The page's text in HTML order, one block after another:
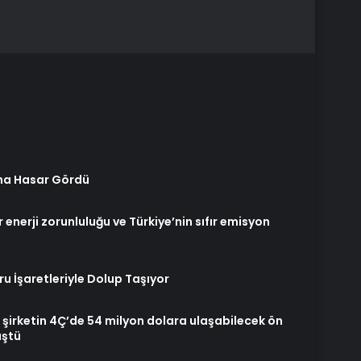
Hasar Gördü
zorunluluğu ve Türkiye’nin sıfır emisyon
İşaretleriyle Dolup Taşıyor
4Ç’de 54 milyon dolara ulaşabilecek ön